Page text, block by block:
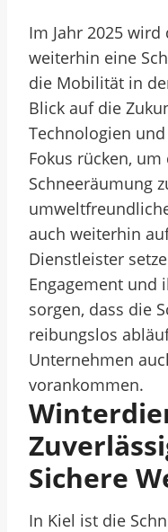
Im Jahr 2025
weiterhin eine
die Mobilität in
Blick auf die
Technologien
Fokus rücken,
Schneeräumung
auch weiterhin
Dienstleister
Engagement und
sorgen, dass die
reibungslos
Unternehmen
vorankommen.
Sichere
In Kiel ist die